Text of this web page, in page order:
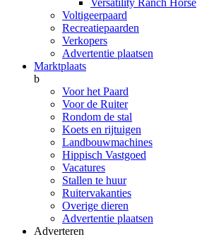
Versatility Ranch Horse
Voltigeerpaard
Recreatiepaarden
Verkopers
Advertentie plaatsen
Marktplaats
b
Voor het Paard
Voor de Ruiter
Rondom de stal
Koets en rijtuigen
Landbouwmachines
Hippisch Vastgoed
Vacatures
Stallen te huur
Ruitervakanties
Overige dieren
Advertentie plaatsen
Adverteren